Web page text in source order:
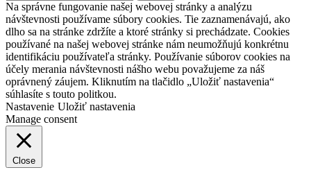
Na správne fungovanie našej webovej stránky a analýzu
návštevnosti používame súbory cookies. Tie zaznamenávajú, ako
dlho sa na stránke zdržíte a ktoré stránky si prechádzate. Cookies
používané na našej webovej stránke nám neumožňujú konkrétnu
identifikáciu používateľa stránky. Používanie súborov cookies na
účely merania návštevnosti nášho webu považujeme za náš
oprávnený záujem. Kliknutím na tlačidlo „Uložiť nastavenia“
súhlasíte s touto politkou.
Nastavenie Uložiť nastavenia
Manage consent
Close